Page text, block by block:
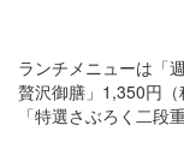
ランチメニューは「
贅沢御膳」1,350円（
「特選さぶろく二段